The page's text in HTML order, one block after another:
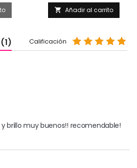
 Añadir al carrito
Calificación
brillo muy buenos!! recomendable!